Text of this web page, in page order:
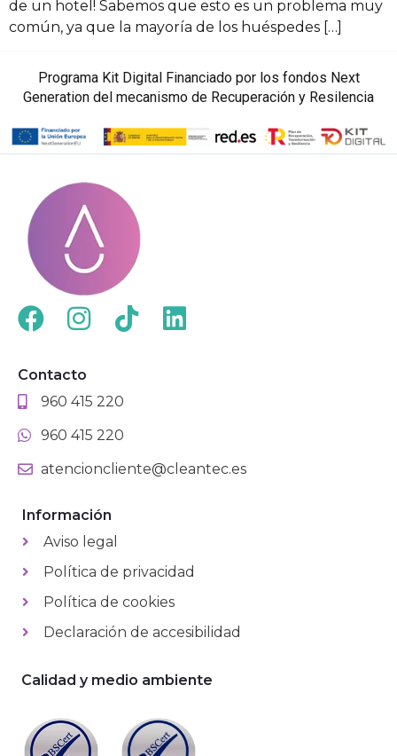
de un hotel! Sabemos que esto es un problema muy
común, ya que la mayoría de los huéspedes […]
Programa Kit Digital Financiado por los fondos Next
Generation del mecanismo de Recuperación y Resilencia
Contacto
960 415 220
960 415 220
atencioncliente@cleantec.es
Información
Aviso legal
Política de privacidad
Política de cookies
Declaración de accesibilidad
Calidad y medio ambiente